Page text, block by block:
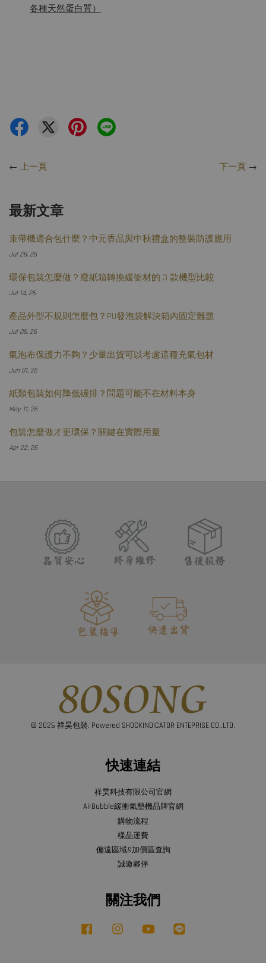
各種天然蛋白質）
← 上一頁 下一頁 →
最新文章
束帶機適合包什麼？中元香品與中秋禮盒的整裝防護應用
Jul 28, 26
環保包裝怎麼做？廢紙箱轉換緩衝材的 3 款機型比較
Jul 14, 26
產品外型不規則怎麼包？PU發泡袋解決箱內固定難題
Jul 06, 26
氣泡布保護力不夠？少量出貨可以考慮這種充氣包材
Jun 01, 26
紙類包裝如何降低碳排？問題可能不在材料本身
May 11, 26
包裝怎麼做才更環保？關鍵在實際用量
Apr 22, 26
© 2026 祥昊包裝. Powered SHOCKINDICATOR ENTEPRISE CO.,LTD.
快速連結
祥昊科技有限公司官網
AirBubble緩衝氣墊機品牌官網
購物流程
樣品運費
偏遠區域&加價區查詢
誠邀夥伴
關注我們
Facebook Instagram YouTube